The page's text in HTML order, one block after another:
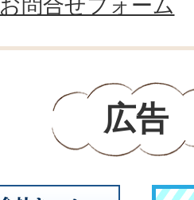
お問合せフォーム
広告